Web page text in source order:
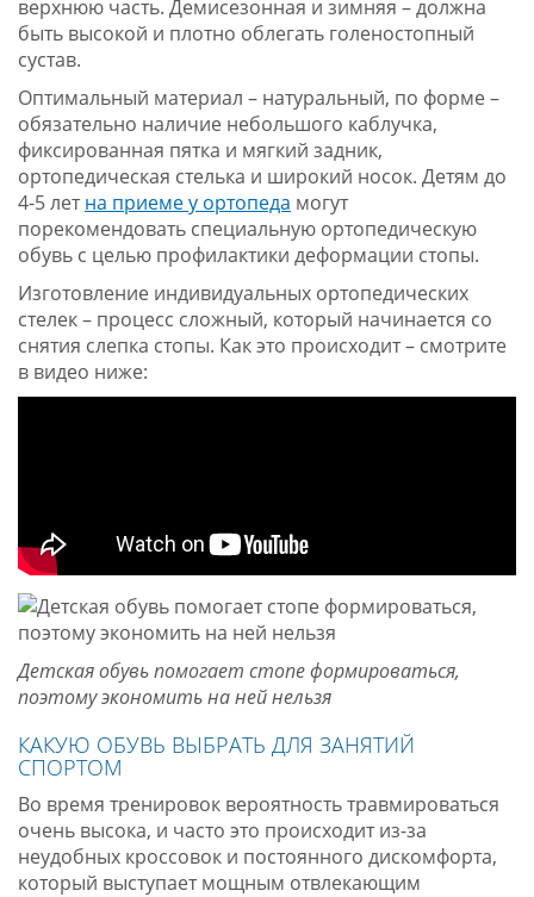
верхнюю часть. Демисезонная и зимняя – должна
быть высокой и плотно облегать голеностопный
сустав.
Оптимальный материал – натуральный, по форме –
обязательно наличие небольшого каблучка,
фиксированная пятка и мягкий задник,
ортопедическая стелька и широкий носок. Детям до
4-5 летна приеме у ортопеда могут
порекомендовать специальную ортопедическую
обувь с целью профилактики деформации стопы.
Изготовление индивидуальных ортопедических
стелек – процесс сложный, который начинается со
снятия слепка стопы. Как это происходит – смотрите
в видео ниже:
Детская обувь помогает стопе формироваться,
поэтому экономить на ней нельзя
КАКУЮ ОБУВЬ ВЫБРАТЬ ДЛЯ ЗАНЯТИЙ
СПОРТОМ
Во время тренировок вероятность травмироваться
очень высока, и часто это происходит из-за
неудобных кроссовок и постоянного дискомфорта,
который выступает мощным отвлекающим